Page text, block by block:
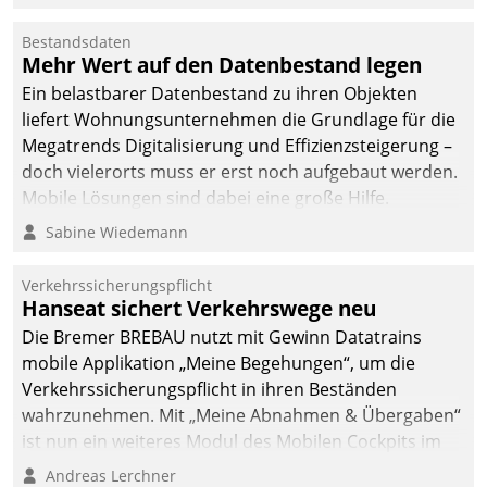
Bestandsdaten
Mehr Wert auf den Datenbestand legen
Ein belastbarer Datenbestand zu ihren Objekten
liefert Wohnungsunternehmen die Grundlage für die
Megatrends Digitalisierung und Effizienzsteigerung –
doch vielerorts muss er erst noch aufgebaut werden.
Mobile Lösungen sind dabei eine große Hilfe.
Sabine Wiedemann
Verkehrssicherungspflicht
Hanseat sichert Verkehrswege neu
Die Bremer BREBAU nutzt mit Gewinn Datatrains
mobile Applikation „Meine Begehungen“, um die
Verkehrssicherungspflicht in ihren Beständen
wahrzunehmen. Mit „Meine Abnahmen & Übergaben“
ist nun ein weiteres Modul des Mobilen Cockpits im
Einsatz.
Andreas Lerchner